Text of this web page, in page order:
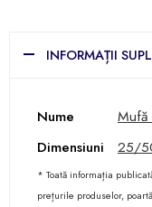
INFORMAȚII
Nume
Mufă
Dimensiuni
25/
* Toată informația
prețurile produselor,